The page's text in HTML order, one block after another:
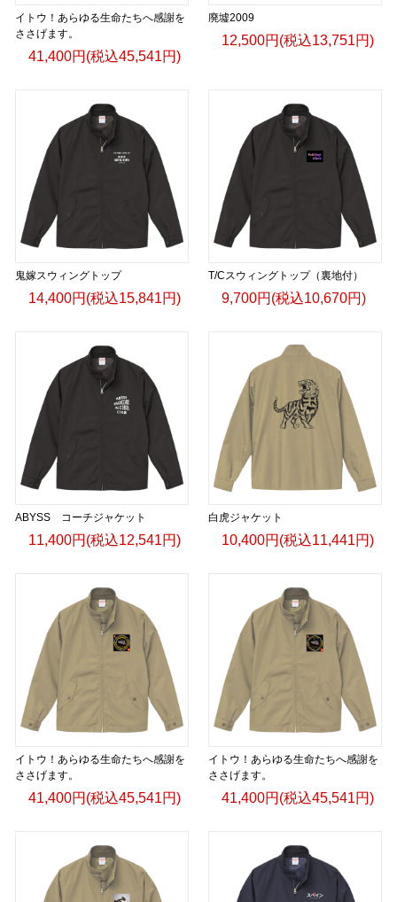
イトウ！あらゆる生命たちへ感謝を
ささげます。
41,400円(税込45,541円)
廃墟2009
12,500円(税込13,751円)
鬼嫁スウィングトップ
14,400円(税込15,841円)
T/Cスウィングトップ（裏地付）
9,700円(税込10,670円)
ABYSS コーチジャケット
11,400円(税込12,541円)
白虎ジャケット
10,400円(税込11,441円)
イトウ！あらゆる生命たちへ感謝を
ささげます。
41,400円(税込45,541円)
イトウ！あらゆる生命たちへ感謝を
ささげます。
41,400円(税込45,541円)